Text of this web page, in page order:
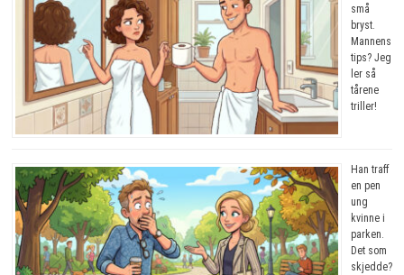
små
bryst.
Mannens
tips? Jeg
ler så
tårene
triller!
Han traff
en pen
ung
kvinne i
parken.
Det som
skjedde?